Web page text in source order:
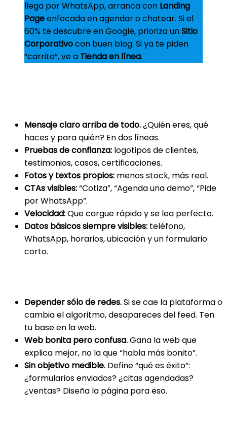
llega por WhatsApp, arranca con Landing
Pageenfocada en agendar o chatear. Si el
60% te descubre en Google, prioriza unSitio
Corporativocon buen blog. Si ya te piden
“carrito”, ve a Tienda en línea.
Mensaje claro arriba de todo.¿Quién eres, qué
haces y para quién? En dos líneas.
Pruebas de confianza: logotipos de clientes,
testimonios, casos, certificaciones.
Fotos y textos propios: menos stock, más real.
CTAs visibles:“Cotiza”, “Agenda una demo”, “Pide
por WhatsApp”.
Velocidad:Que cargue rápido y se lea perfecto.
Datos básicos siempre visibles: teléfono,
WhatsApp, horarios, ubicación y un formulario
corto.
Depender sólo de redes.Si se cae la plataforma o
cambia el algoritmo, desapareces del feed. Ten
tu base en la web.
Web bonita pero confusa.Gana la web que
explica mejor, no la que “habla más bonito”.
Sin objetivo medible. Define “qué es éxito”:
¿formularios enviados? ¿citas agendadas?
¿ventas? Diseña la página para eso.